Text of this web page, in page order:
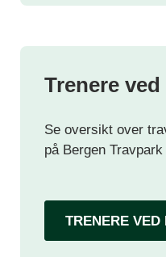
Trenere
Se oversikt over
på Bergen Travpark
TRENERE VED